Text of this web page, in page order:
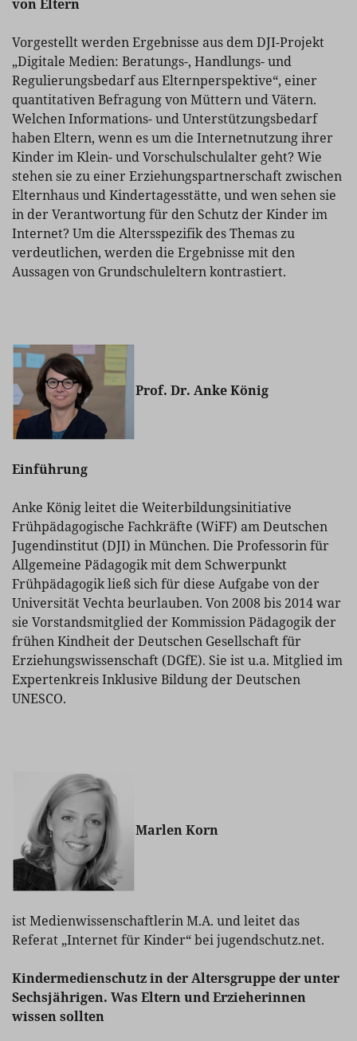
von Eltern
Vorgestellt werden Ergebnisse aus dem DJI-Projekt
„Digitale Medien: Beratungs-, Handlungs- und
Regulierungsbedarf aus Elternperspektive“, einer
quantitativen Befragung von Müttern und Vätern.
Welchen Informations- und Unterstützungsbedarf
haben Eltern, wenn es um die Internetnutzung ihrer
Kinder im Klein- und Vorschulschulalter geht? Wie
stehen sie zu einer Erziehungspartnerschaft zwischen
Elternhaus und Kindertagesstätte, und wen sehen sie
in der Verantwortung für den Schutz der Kinder im
Internet? Um die Altersspezifik des Themas zu
verdeutlichen, werden die Ergebnisse mit den
Aussagen von Grundschuleltern kontrastiert.
Prof. Dr. Anke König
Einführung
Anke König leitet die Weiterbildungsinitiative
Frühpädagogische Fachkräfte (WiFF) am Deutschen
Jugendinstitut (DJI) in München. Die Professorin für
Allgemeine Pädagogik mit dem Schwerpunkt
Frühpädagogik ließ sich für diese Aufgabe von der
Universität Vechta beurlauben. Von 2008 bis 2014 war
sie Vorstandsmitglied der Kommission Pädagogik der
frühen Kindheit der Deutschen Gesellschaft für
Erziehungswissenschaft (DGfE). Sie ist u.a. Mitglied im
Expertenkreis Inklusive Bildung der Deutschen
UNESCO.
Marlen Korn
ist Medienwissenschaftlerin M.A. und leitet das
Referat „Internet für Kinder“ bei jugendschutz.net.
Kindermedienschutz in der Altersgruppe der unter
Sechsjährigen. Was Eltern und Erzieherinnen
wissen sollten